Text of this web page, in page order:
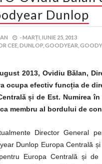
Dunlop
-MARȚI, IUNIE 25, 2013
CEE, DUNLOP, GOODYEAR,
2013, Ovidiu Bălan,
ocupa efectiv funcția de
și de Est. Numirea
membru al bordului de
Director General
Dunlop Europa Centrală și
Europa Centrală și de